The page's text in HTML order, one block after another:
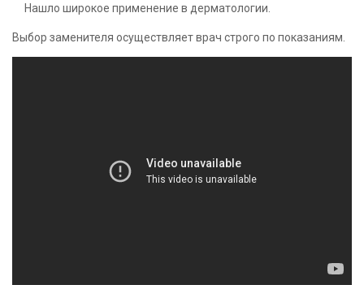
Нашло широкое применение в дерматологии.
Выбор заменителя осуществляет врач строго по показаниям.